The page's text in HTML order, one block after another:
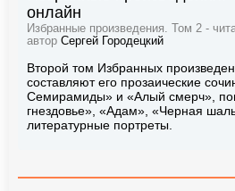
онлайн
Избранные произведения. Том 2 -
автор Сергей Городецкий
Второй том Избранных
составляют его прозаические
Семирамиды» и «Алый смерч»,
гнездовье», «Адам», «Черная
литературные портреты.